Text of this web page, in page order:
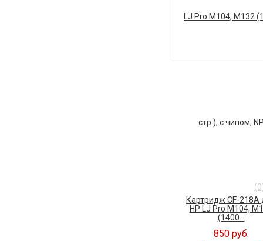
Картридж CF-218A
HP LJ Pro M104,
(1400...
850 руб.